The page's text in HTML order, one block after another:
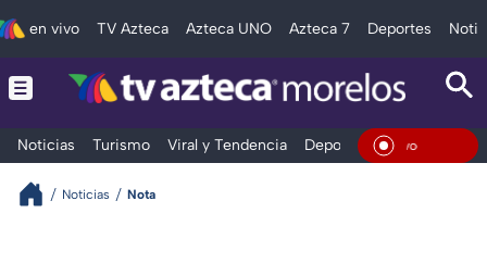
en vivo TV Azteca Azteca UNO Azteca 7 Deportes
Noticias Turismo Viral y Tendencia Deportes Espectáculos
En
Noticias Nota